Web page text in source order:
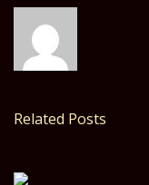
Related Posts